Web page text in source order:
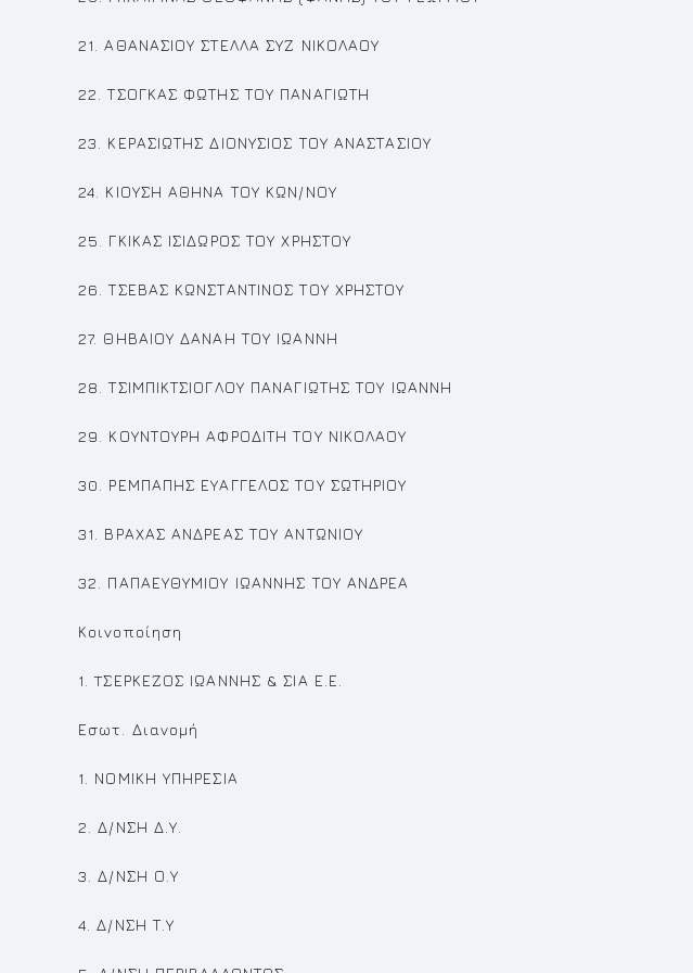
21. ΑΘΑΝΑΣΙΟΥ ΣΤΕΛΛΑ ΣΥΖ ΝΙΚΟΛΑΟΥ
22. ΤΣΟΓΚΑΣ ΦΩΤΗΣ ΤΟΥ ΠΑΝΑΓΙΩΤΗ
23. ΚΕΡΑΣΙΩΤΗΣ ΔΙΟΝΥΣΙΟΣ ΤΟΥ ΑΝΑΣΤΑΣΙΟΥ
24. ΚΙΟΥΣΗ ΑΘΗΝΑ ΤΟΥ ΚΩΝ/ΝΟΥ
25. ΓΚΙΚΑΣ ΙΣΙΔΩΡΟΣ ΤΟΥ ΧΡΗΣΤΟΥ
26. ΤΣΕΒΑΣ ΚΩΝΣΤΑΝΤΙΝΟΣ ΤΟΥ ΧΡΗΣΤΟΥ
27. ΘΗΒΑΙΟΥ ΔΑΝΑΗ ΤΟΥ ΙΩΑΝΝΗ
28. ΤΣΙΜΠΙΚΤΣΙΟΓΛΟΥ ΠΑΝΑΓΙΩΤΗΣ ΤΟΥ ΙΩΑΝΝΗ
29. ΚΟΥΝΤΟΥΡΗ ΑΦΡΟΔΙΤΗ ΤΟΥ ΝΙΚΟΛΑΟΥ
30. ΡΕΜΠΑΠΗΣ ΕΥΑΓΓΕΛΟΣ ΤΟΥ ΣΩΤΗΡΙΟΥ
31. ΒΡΑΧΑΣ ΑΝΔΡΕΑΣ ΤΟΥ ΑΝΤΩΝΙΟΥ
32. ΠΑΠΑΕΥΘΥΜΙΟΥ ΙΩΑΝΝΗΣ ΤΟΥ ΑΝΔΡΕΑ
Κοινοποίηση
1. TΣΕΡΚΕΖΟΣ ΙΩΑΝΝΗΣ & ΣΙΑ Ε.Ε.
Εσωτ. Διανομή
1. ΝΟΜΙΚΗ ΥΠΗΡΕΣΙΑ
2. Δ/ΝΣΗ Δ.Υ.
3. Δ/ΝΣΗ Ο.Υ
4. Δ/ΝΣΗ Τ.Υ